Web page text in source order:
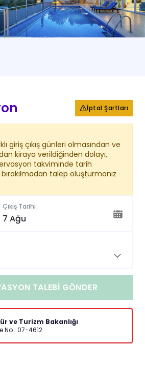
İptal Şartları
giriş çıkış günleri olmasından ve
kiraya verildiğinden dolayı,
takviminde tarih
talep oluşturmanız
Çıkış Tarihi
7 Ağu
TALEBI GÖNDER
ve Turizm Bakanlığı
No : 07-4612